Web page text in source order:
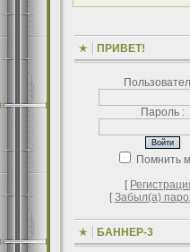
ПРИВЕТ!
Пароль :
Помнить
[
[Забыл(а)
БАННЕР-3